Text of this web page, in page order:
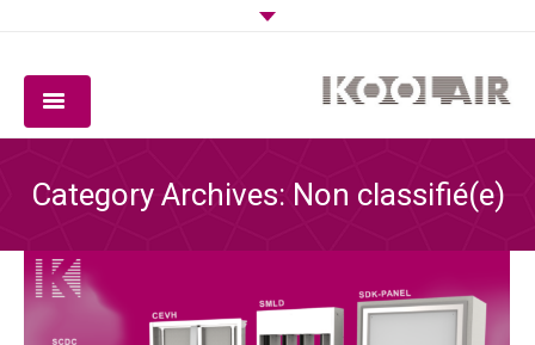
LOGICIEL
Category Archives: Non classifié(e)